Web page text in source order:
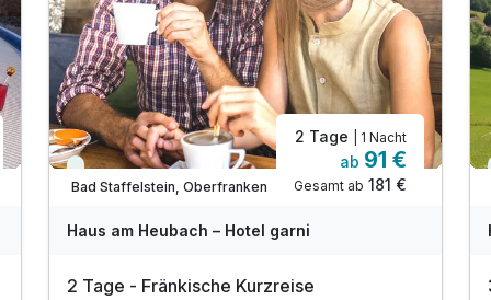
Immer verfügbar
Bad Staffelstein, Oberfranken
2 Tage | 1 Nacht
ab 91 €
Gesamt ab 181 €
Haus am Heubach – Hotel garni
2 Tage - Fränkische Kurzreise